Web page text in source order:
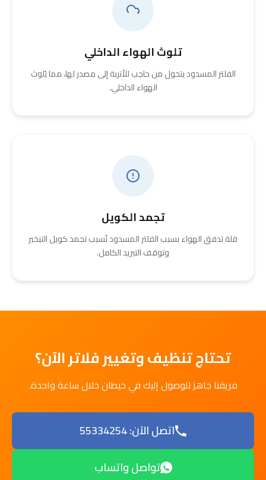
تلوث الهواء الداخلي
الفلتر المسدود يتحول من حاجب للأتربة إلى مصدر لها، مما يُلوث
الهواء الداخلي.
تجمد الكويل
قلة تدفق الهواء بسبب الفلتر المسدود تُسبب تجمد كويل التبخير
وتوقف التبريد الكامل.
تحتاج تنظيف وتغيير فلاتر الآن؟
فريقنا جاهز للوصول إليك في خيطان خلال ساعة واحدة.
اتصل الآن: 55334254
تواصل واتساب